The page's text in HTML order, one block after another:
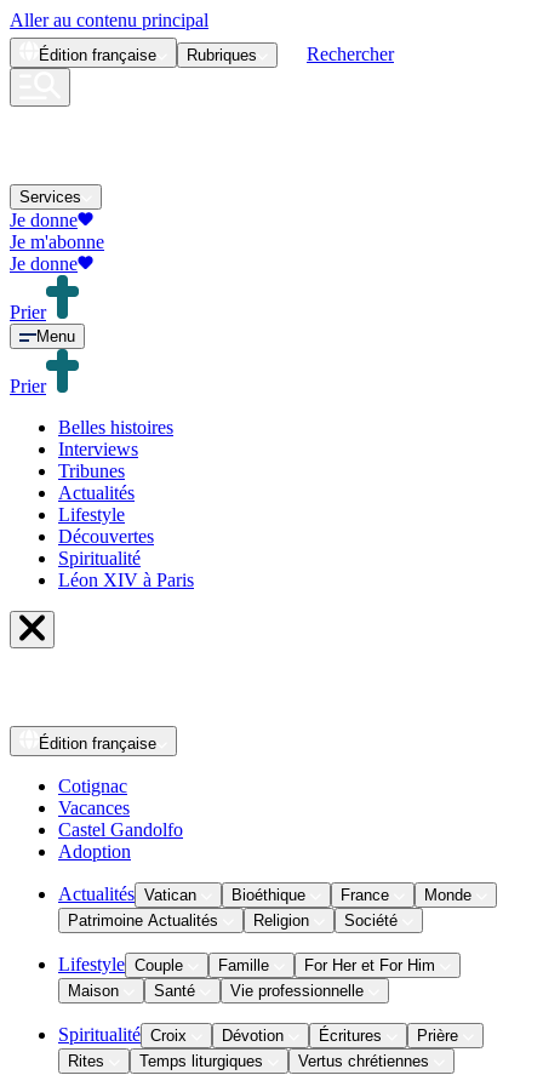
Aller au contenu principal
Édition française Rubriques Rechercher
Services
Je donne
Je m'abonne
Je donne
Prier
Menu
Prier
Belles histoires
Interviews
Tribunes
Actualités
Lifestyle
Découvertes
Spiritualité
Léon XIV à Paris
Édition française
Cotignac
Vacances
Castel Gandolfo
Adoption
Actualités Vatican Bioéthique France
Monde
Patrimoine Actualités
Religion Société
Lifestyle Couple Famille
For Her et For Him
Maison
Santé Vie professionnelle
Spiritualité Croix Dévotion Écritures
Prière
Rites
Temps liturgiques Vertus chrétiennes